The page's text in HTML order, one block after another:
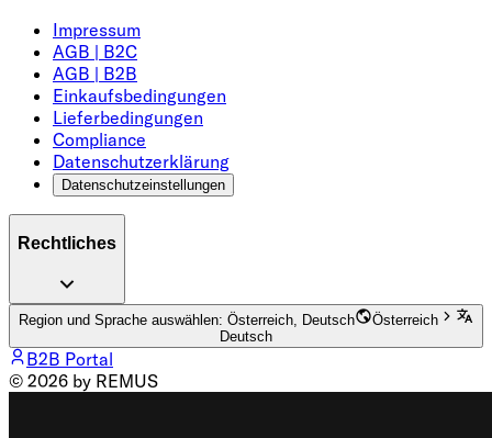
Impressum
AGB | B2C
AGB | B2B
Einkaufsbedingungen
Lieferbedingungen
Compliance
Datenschutzerklärung
Datenschutzeinstellungen
Rechtliches
Region und Sprache auswählen: Österreich, Deutsch
Österreich
Deutsch
B2B Portal
© 2026 by REMUS